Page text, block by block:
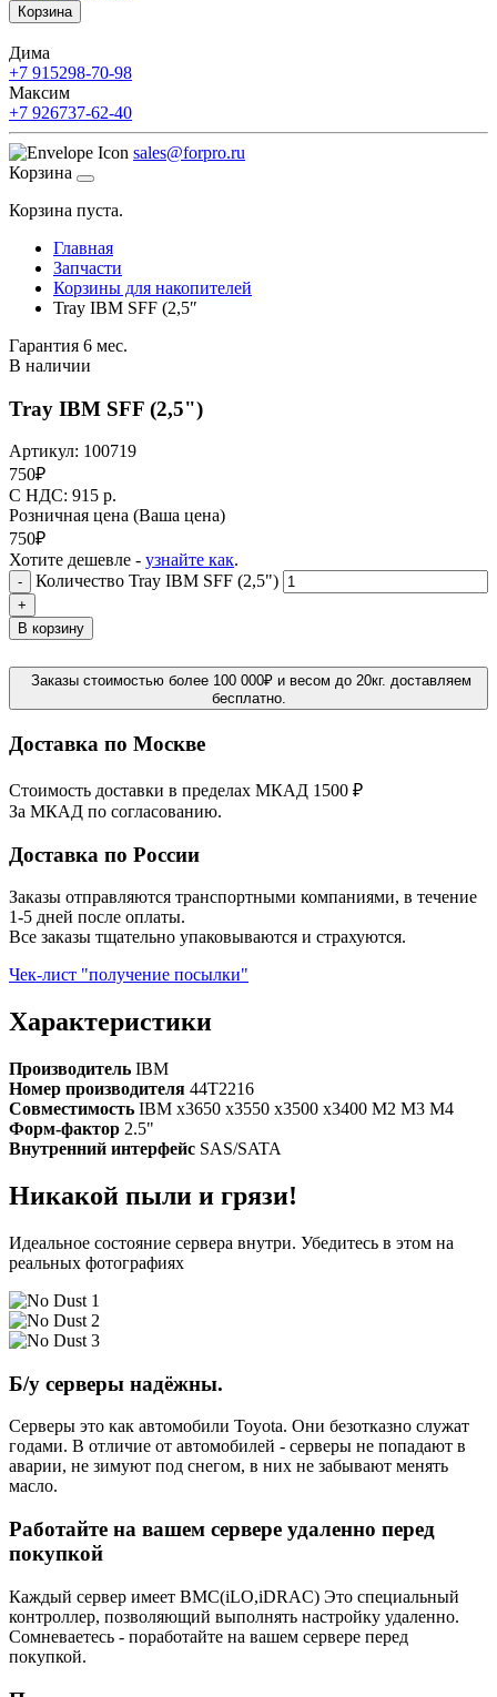
Корзина
Дима
+7 915298-70-98
Максим
+7 926737-62-40
sales@forpro.ru
Корзина
Корзина пуста.
Главная
Запчасти
Корзины для накопителей
Tray IBM SFF (2,5″
Гарантия 6 мес.
В наличии
Tray IBM SFF (2,5")
Артикул: 100719
750₽
C НДС: 915 р.
Розничная цена (Ваша цена)
750₽
Хотите дешевле - узнайте как.
- Количество Tray IBM SFF (2,5")
+
В корзину
Заказы стоимостью более 100 000₽ и весом до 20кг. доставляем
бесплатно.
Доставка по Москве
Стоимость доставки в пределах МКАД 1500 ₽
За МКАД по согласованию.
Доставка по России
Заказы отправляются транспортными компаниями, в течение
1-5 дней после оплаты.
Все заказы тщательно упаковываются и страхуются.
Чек-лист "получение посылки"
Характеристики
Производитель IBM
Номер производителя 44T2216
Совместимость IBM x3650 x3550 x3500 x3400 M2 M3 M4
Форм-фактор 2.5"
Внутренний интерфейс SAS/SATA
Никакой пыли и грязи!
Идеальное состояние сервера внутри. Убедитесь в этом на
реальных фотографиях
Б/у серверы надёжны.
Серверы это как автомобили Toyota. Они безотказно служат
годами. В отличие от автомобилей - серверы не попадают в
аварии, не зимуют под снегом, в них не забывают менять
масло.
Работайте на вашем сервере удаленно перед
покупкой
Каждый сервер имеет BMC(iLO,iDRAC) Это специальный
контроллер, позволяющий выполнять настройку удаленно.
Сомневаетесь - поработайте на вашем сервере перед
покупкой.